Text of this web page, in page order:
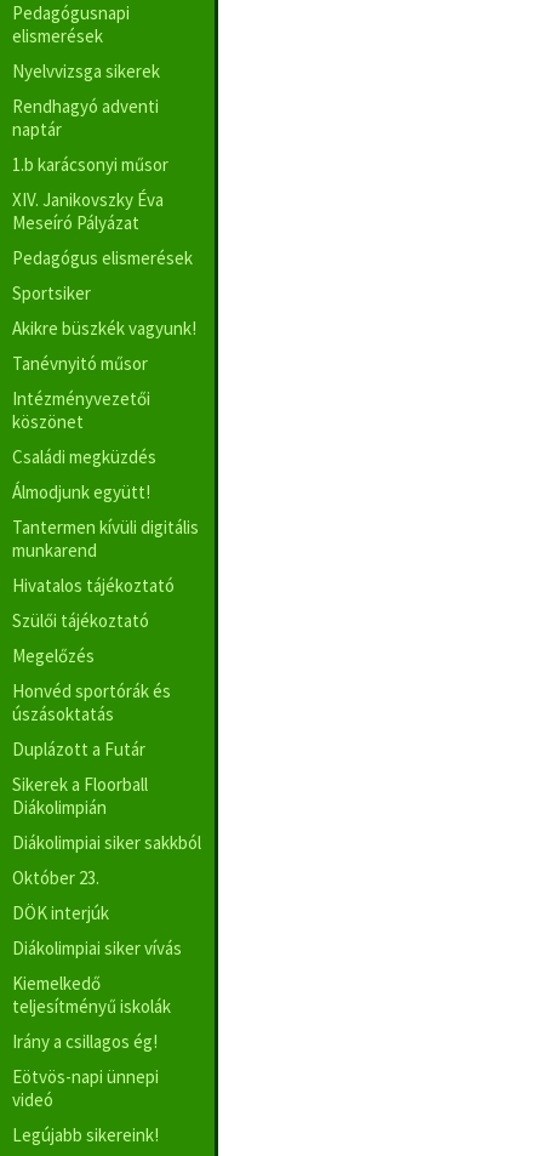
Pedagógusnapi
elismerések
Nyelvvizsga sikerek
Rendhagyó adventi
naptár
1.b karácsonyi műsor
XIV. Janikovszky Éva
Meseíró Pályázat
Pedagógus elismerések
Sportsiker
Akikre büszkék vagyunk!
Tanévnyitó műsor
Intézményvezetői
köszönet
Családi megküzdés
Álmodjunk együtt!
Tantermen kívüli digitális
munkarend
Hivatalos tájékoztató
Szülői tájékoztató
Megelőzés
Honvéd sportórák és
úszásoktatás
Duplázott a Futár
Sikerek a Floorball
Diákolimpián
Diákolimpiai siker sakkból
Október 23.
DÖK interjúk
Diákolimpiai siker vívás
Kiemelkedő
teljesítményű iskolák
Irány a csillagos ég!
Eötvös-napi ünnepi
videó
Legújabb sikereink!